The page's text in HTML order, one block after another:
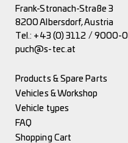
Frank-Stronach-Straße 3
8200 Albersdorf, Austria
Tel.: +43 (0) 3112 / 9000-0
puch@s-tec.at
Products & Spare Parts
Vehicles & Workshop
Vehicle types
FAQ
Shopping Cart